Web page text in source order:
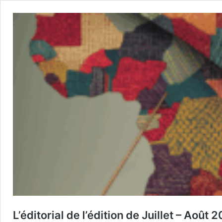
L’éditorial de l’édition de Juillet – Août